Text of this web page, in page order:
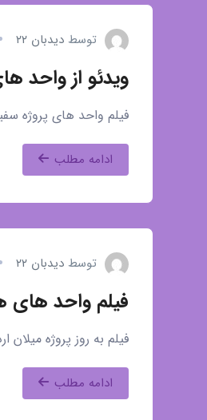
توسط دیدبان ۲۲
ویدئو از واحد
فیلم واحد های پروژه
ادامه مطلب
توسط دیدبان ۲۲
فیلم واحد های
فیلم به روز پروژه میلان
ادامه مطلب